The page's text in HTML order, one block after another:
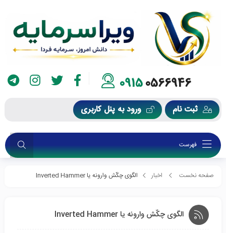
09150566946
ثبت نام ورود به پنل کاربری
فهرست
صفحه نخست اخبار الگوی چکّش وارونه یا Inverted Hammer
الگوی چکّش وارونه یا Inverted Hammer